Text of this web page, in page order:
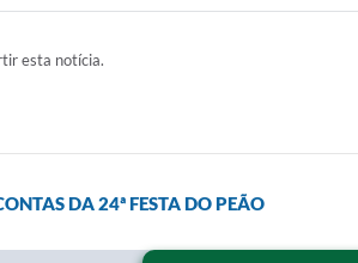
esta notícia.
DA 24ª FESTA DO PEÃO